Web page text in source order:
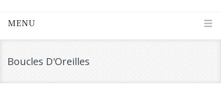
MENU
Boucles D'Oreilles